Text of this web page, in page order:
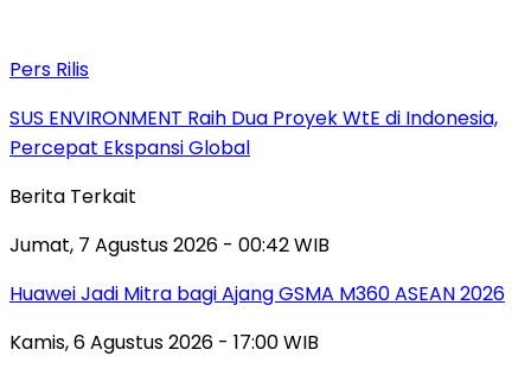
Pers Rilis
SUS ENVIRONMENT Raih Dua Proyek WtE di Indonesia,
Percepat Ekspansi Global
Berita Terkait
Jumat, 7 Agustus 2026 - 00:42 WIB
Huawei Jadi Mitra bagi Ajang GSMA M360 ASEAN 2026
Kamis, 6 Agustus 2026 - 17:00 WIB